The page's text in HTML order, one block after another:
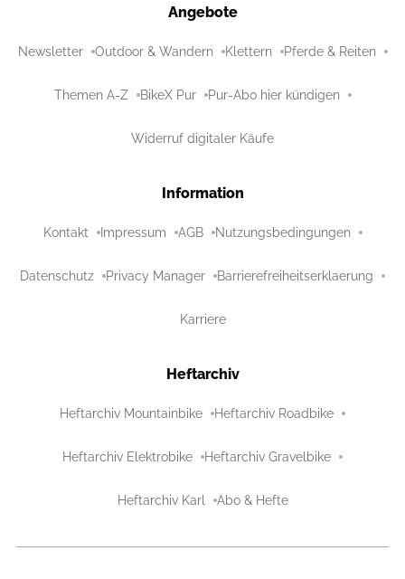
Angebote
Newsletter Outdoor & Wandern Klettern Pferde & Reiten
Themen A-Z BikeX Pur Pur-Abo hier kündigen
Widerruf digitaler Käufe
Information
Kontakt Impressum AGB Nutzungsbedingungen
Datenschutz Privacy Manager Barrierefreiheitserklaerung
Karriere
Heftarchiv
Heftarchiv Mountainbike Heftarchiv Roadbike
Heftarchiv Elektrobike Heftarchiv Gravelbike
Heftarchiv Karl Abo & Hefte